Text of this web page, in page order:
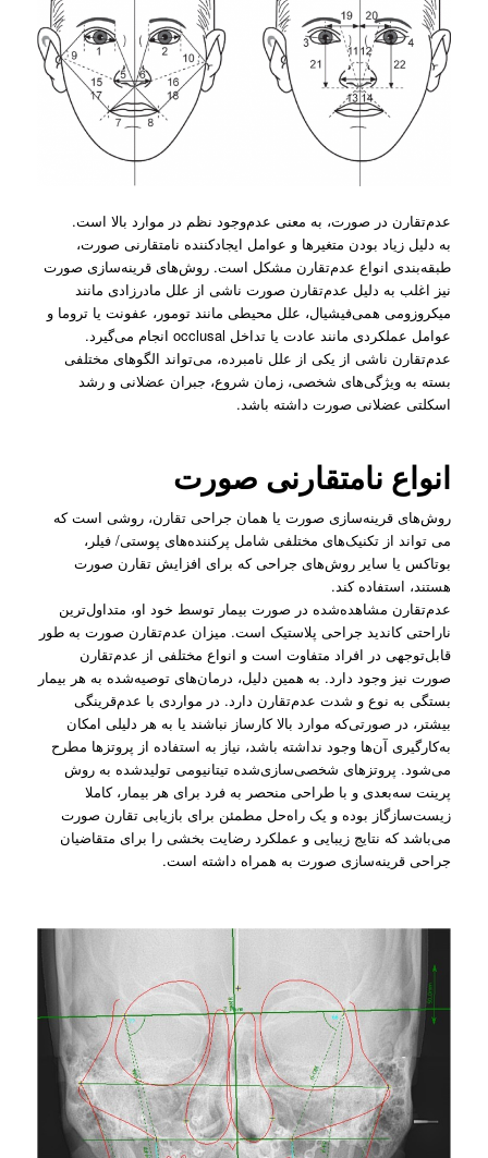
عدم‌تقارن در صورت، به معنی عدم‌وجود نظم در موارد بالا است.
به دلیل زیاد بودن متغیرها و عوامل ایجادکننده نامتقارنی صورت،
طبقه‌بندی انواع عدم‌تقارن مشکل است. روش‌های قرینه‌سازی صورت
نیز اغلب به دلیل عدم‌تقارن صورت ناشی از علل مادرزادی مانند
میکروزومی ‌همی‌فیشیال، علل محیطی مانند تومور، عفونت یا تروما و
عوامل عملکردی مانند عادت یا تداخل occlusal انجام می‌گیرد.
عدم‌تقارن ناشی از یکی از علل نامبرده، می‌تواند الگوهای مختلفی
بسته به ویژگی‌های شخصی، زمان شروع، جبران عضلانی و رشد
اسکلتی عضلانی صورت داشته باشد.
انواع نامتقارنی صورت
روش‌های قرینه‌سازی صورت یا همان جراحی تقارن، روشی است که
می تواند از تکنیک‌های مختلفی شامل پرکننده‌های پوستی/ فیلر،
بوتاکس یا سایر روش‌های جراحی که برای افزایش تقارن صورت
هستند، استفاده کند.
عدم‌تقارن مشاهده‌شده در صورت بیمار توسط خود او، متداول‌ترین
ناراحتی کاندید جراحی پلاستیک است. میزان عدم‌تقارن صورت به طور
قابل‌توجهی در افراد متفاوت است و انواع مختلفی از عدم‌تقارن
صورت نیز وجود دارد. به همین دلیل، درمان‌های توصیه‌شده به هر بیمار
بستگی به نوع و شدت عدم‌تقارن دارد. در مواردی با عدم‌قرینگی
بیشتر، در صورتی‌که موارد بالا کارساز نباشند یا به هر دلیلی امکان
به‌کارگیری آن‌ها وجود نداشته باشد، نیاز به استفاده از پروتزها مطرح
می‌شود. پروتزهای شخصی‌سازی‌شده تیتانیومی تولیدشده به روش
پرینت سه‌بعدی و با طراحی منحصر به فرد برای هر بیمار، کاملا
زیست‌سازگاز بوده و یک راه‌حل مطمئن برای بازیابی تقارن صورت
می‌باشد که نتایج زیبایی و عملکرد رضایت بخشی را برای متقاضیان
جراحی قرینه‌سازی صورت به همراه داشته است.